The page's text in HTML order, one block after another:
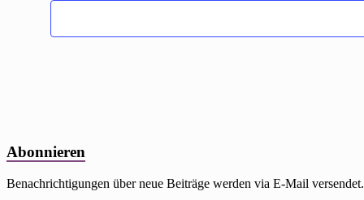
Abonnieren
Benachrichtigungen über neue Beiträge werden via E-Mail versendet.